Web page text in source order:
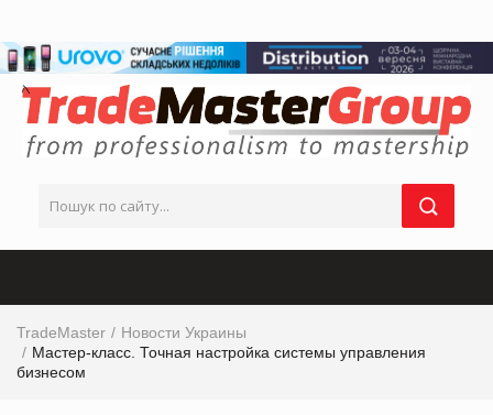
TradeMaster
Новости Украины
Мастер-класс. Точная настройка системы управления
бизнесом